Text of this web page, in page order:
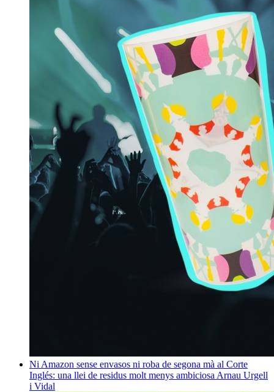
Ni Amazon sense envasos ni roba de segona mà al Corte
Inglés: una llei de residus molt menys ambiciosa Arnau Urgell
i Vidal